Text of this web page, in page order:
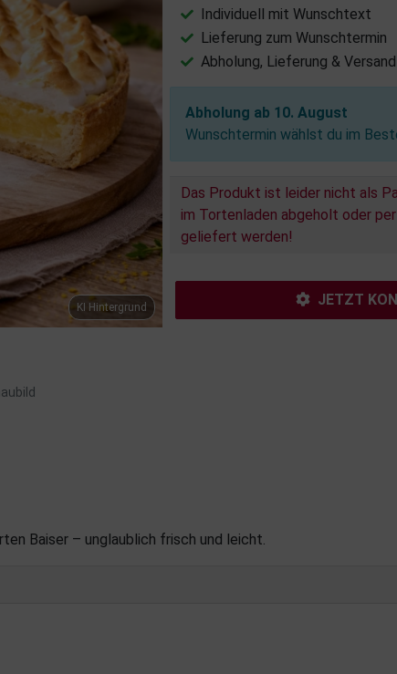
KI Hintergrund
Individuell mit Wunschtext
Lieferung zum Wunschtermin
Abholung, Lieferung &
Abholung ab 10. August
Wunschtermin wählst du im
Das Produkt ist leider nicht als
im Tortenladen abgeholt oder
geliefert werden!
JETZT
Baiser – unglaublich frisch und leicht.